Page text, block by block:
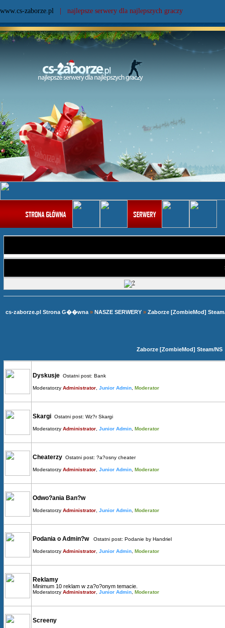
www.cs-zaborze.pl | najlepsze serwery dla najlepszych graczy
cs-zaborze.pl Strona G��wna » NASZE SERWERY » Zaborze [ZombieMod]
Zaborze [ZombieMod] Steam/NS
Dyskusje Ostatni post: Bank
Moderatorzy Administrator Junior Admin Moderator
Skargi Ostatni post: Wz?r Skargi
Moderatorzy Administrator Junior Admin Moderator
Cheaterzy Ostatni post: ?a?osny cheater
Moderatorzy Administrator Junior Admin Moderator
Odwo?ania Ban?w
Moderatorzy Administrator Junior Admin Moderator
Podania o Admin?w Ostatni post: Podanie by Handriel
Moderatorzy Administrator Junior Admin Moderator
Reklamy
Minimum 10 reklam w za?o?onym temacie.
Moderatorzy Administrator Junior Admin Moderator
Screeny